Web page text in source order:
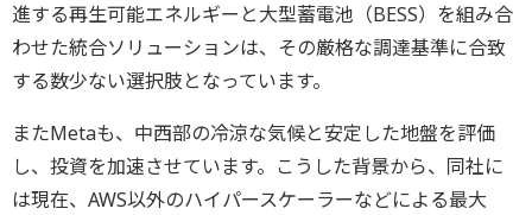
進する再生可能エネルギーと大型蓄電池（BESS）を組み合
わせた統合ソリューションは、その厳格な調達基準に合致
する数少ない選択肢となっています。
またMetaも、中西部の冷涼な気候と安定した地盤を評価
し、投資を加速させています。こうした背景から、同社に
は現在、AWS以外のハイパースケーラーなどによる最大